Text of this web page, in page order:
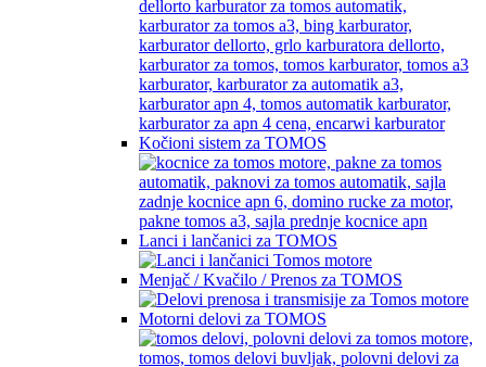
Kočioni sistem za TOMOS
Lanci i lančanici za TOMOS
Menjač / Kvačilo / Prenos za TOMOS
Motorni delovi za TOMOS